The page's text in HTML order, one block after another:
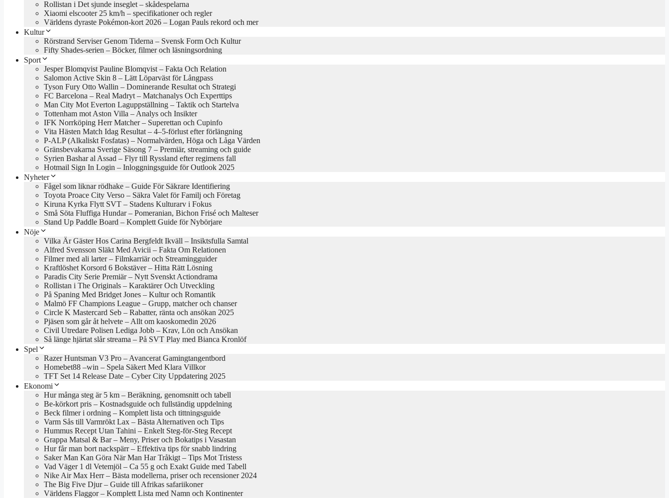
Rollistan i Det sjunde inseglet – skådespelarna
Xiaomi elscooter 25 km/h – specifikationer och regler
Världens dyraste Pokémon-kort 2026 – Logan Pauls rekord och mer
Kultur
Rörstrand Serviser Genom Tiderna – Svensk Form Och Kultur
Fifty Shades-serien – Böcker, filmer och läsningsordning
Sport
Jesper Blomqvist Pauline Blomqvist – Fakta Och Relation
Salomon Active Skin 8 – Lätt Löparväst för Långpass
Tyson Fury Otto Wallin – Dominerande Resultat och Strategi
FC Barcelona – Real Madryt – Matchanalys Och Experttips
Man City Mot Everton Laguppställning – Taktik och Startelva
Tottenham mot Aston Villa – Analys och Insikter
IFK Norrköping Herr Matcher – Superettan och Cupinfo
Vita Hästen Match Idag Resultat – 4–5-förlust efter förlängning
P-ALP (Alkaliskt Fosfatas) – Normalvärden, Höga och Låga Värden
Gränsbevakarna Sverige Säsong 7 – Premiär, streaming och guide
Syrien Bashar al Assad – Flyr till Ryssland efter regimens fall
Hotmail Sign In Login – Inloggningsguide för Outlook 2025
Nyheter
Fågel som liknar rödhake – Guide För Säkrare Identifiering
Toyota Proace City Verso – Säkra Valet för Familj och Företag
Kiruna Kyrka Flytt SVT – Stadens Kulturarv i Fokus
Små Söta Fluffiga Hundar – Pomeranian, Bichon Frisé och Malteser
Stand Up Paddle Board – Komplett Guide för Nybörjare
Nöje
Vilka Är Gäster Hos Carina Bergfeldt Ikväll – Insiktsfulla Samtal
Alfred Svensson Släkt Med Avicii – Fakta Om Relationen
Filmer med ali larter – Filmkarriär och Streamingguider
Kraftlöshet Korsord 6 Bokstäver – Hitta Rätt Lösning
Paradis City Serie Premiär – Nytt Svenskt Actiondrama
Rollistan i The Originals – Karaktärer Och Utveckling
På Spaning Med Bridget Jones – Kultur och Romantik
Malmö FF Champions League – Grupp, matcher och chanser
Circle K Mastercard Seb – Rabatter, ränta och ansökan 2025
Pjäsen som går åt helvete – Allt om kaoskomedin 2026
Civil Utredare Polisen Lediga Jobb – Krav, Lön och Ansökan
Så länge hjärtat slår streama – På SVT Play med Bianca Kronlöf
Spel
Razer Huntsman V3 Pro – Avancerat Gamingtangentbord
Homebet88 –win – Spela Säkert Med Klara Villkor
TFT Set 14 Release Date – Cyber City Uppdatering 2025
Ekonomi
Hur många steg är 5 km – Beräkning, genomsnitt och tabell
Be-körkort pris – Kostnadsguide och fullständig uppdelning
Beck filmer i ordning – Komplett lista och tittningsguide
Varm Sås till Varmrökt Lax – Bästa Alternativen och Tips
Hummus Recept Utan Tahini – Enkelt Steg-för-Steg Recept
Grappa Matsal & Bar – Meny, Priser och Bokatips i Vasastan
Hur får man bort nackspärr – Effektiva tips för snabb lindring
Saker Man Kan Göra När Man Har Tråkigt – Tips Mot Tristess
Vad Väger 1 dl Vetemjöl – Ca 55 g och Exakt Guide med Tabell
Nike Air Max Herr – Bästa modellerna, priser och recensioner 2024
The Big Five Djur – Guide till Afrikas safariikoner
Världens Flaggor – Komplett Lista med Namn och Kontinenter